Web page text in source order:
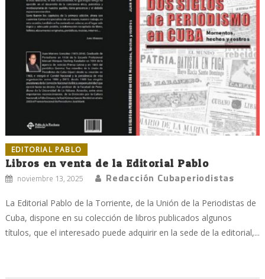
EDITORIAL PABLO
Libros en venta de la Editorial Pablo
noviembre 13, 2025 Redacción Cubaperiodistas
La Editorial Pablo de la Torriente, de la Unión de la Periodistas de
Cuba, dispone en su colección de libros publicados algunos
títulos, que el interesado puede adquirir en la sede de la editorial,...